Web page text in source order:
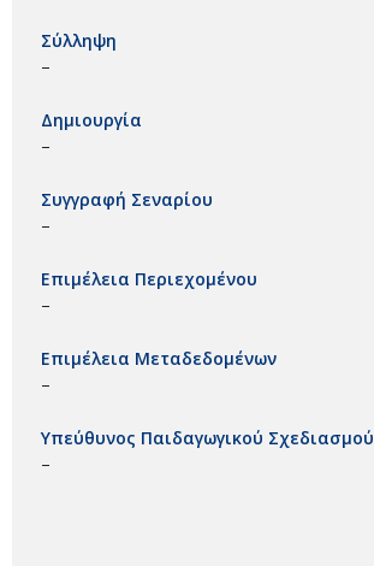
Σύλληψη
–
Δημιουργία
–
Συγγραφή Σεναρίου
–
Επιμέλεια Περιεχομένου
–
Επιμέλεια Μεταδεδομένων
–
Υπεύθυνος Παιδαγωγικού Σχεδιασμού
–